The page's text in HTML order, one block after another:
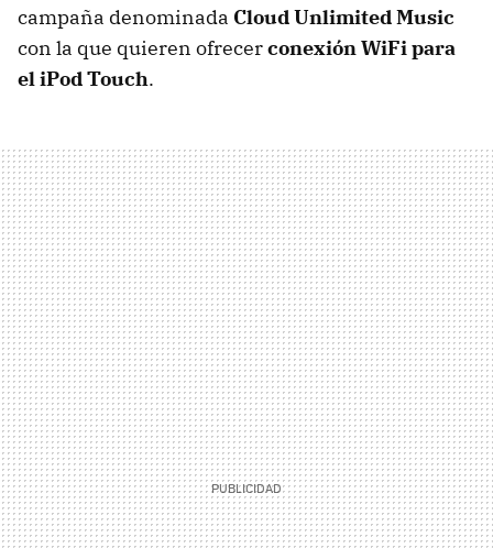
campaña denominada Cloud Unlimited Music
con la que quieren ofrecerconexión WiFi para
el iPod Touch.